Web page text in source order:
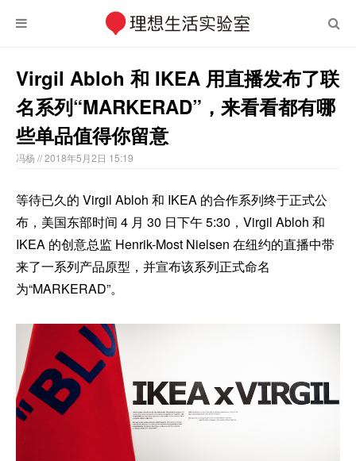
Virgil Abloh 和 IKEA 用直播发布了联
名系列“MARKERAD”，来看看都有哪
些单品值得你留意
冯杨 // 2018年5月2日 15:19
等待已久的 Virgil Abloh 和 IKEA 的合作系列终于正式公
布，美国东部时间 4 月 30 日下午 5:30，Virgil Abloh 和
IKEA 的创意总监 Henrik-Most Nielsen 在纽约的直播中带
来了一系列产品原型，并宣布该系列正式命名
为“MARKERAD”。